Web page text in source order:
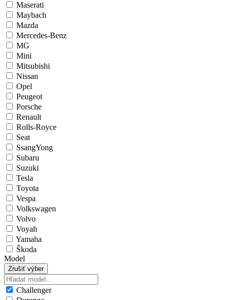
Maserati
Maybach
Mazda
Mercedes-Benz
MG
Mini
Mitsubishi
Nissan
Opel
Peugeot
Porsche
Renault
Rolls-Royce
Seat
SsangYong
Subaru
Suzuki
Tesla
Toyota
Vespa
Volkswagen
Volvo
Voyah
Yamaha
Škoda
Model
Zrušiť výber
Challenger